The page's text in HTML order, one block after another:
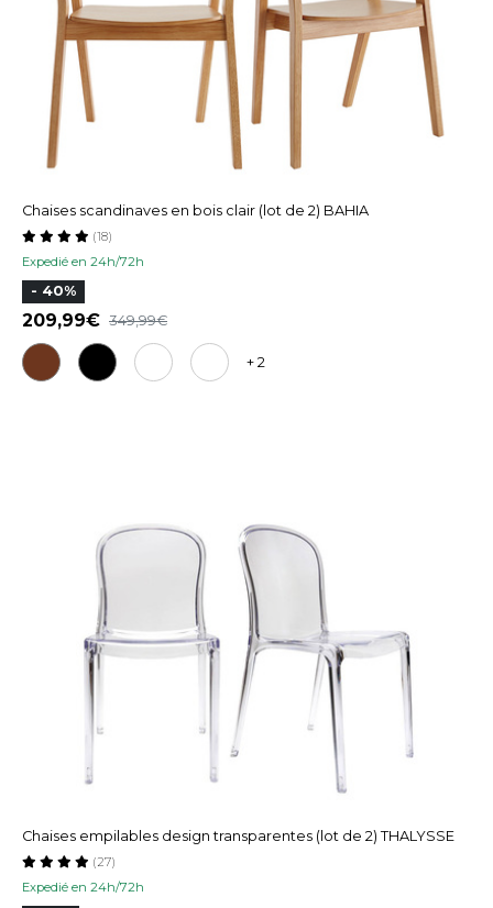
Chaises scandinaves en bois clair (lot de 2) BAHIA
Expedié en 24h/72h
(18)
- 40%
209,99 349,99
+ 2
Chaises empilables design transparentes (lot de 2) THALYSSE
Expedié en 24h/72h
(27)